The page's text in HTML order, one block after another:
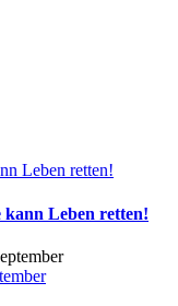
Leben retten!
kann Leben retten!